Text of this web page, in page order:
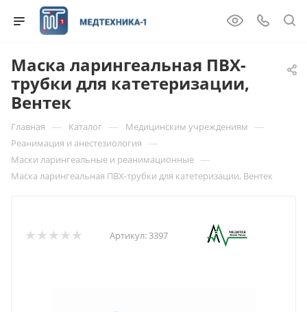
Маска ларингеальная ПВХ-
трубки для катетеризации,
Вентек
Главная — Каталог — Медицинским учреждениям —
Реанимация и анестезиология —
Маски ларингеальные и реанимационные —
Маска ларингеальная ПВХ-трубки для катетеризации, Вентек
Артикул:3397